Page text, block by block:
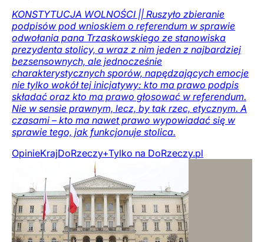
KONSTYTUCJA WOLNOŚCI || Ruszyło zbieranie
podpisów pod wnioskiem o referendum w sprawie
odwołania pana Trzaskowskiego ze stanowiska
prezydenta stolicy, a wraz z nim jeden z najbardziej
bezsensownych, ale jednocześnie
charakterystycznych sporów, napędzających emocje
nie tylko wokół tej inicjatywy: kto ma prawo podpis
składać oraz kto ma prawo głosować w referendum.
Nie w sensie prawnym, lecz, by tak rzec, etycznym. A
czasami – kto ma nawet prawo wypowiadać się w
sprawie tego, jak funkcjonuje stolica.
OpinieKrajDoRzeczy+Tylko na DoRzeczy.pl